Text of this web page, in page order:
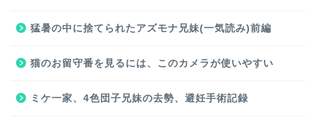
猛暑の中に捨てられたアズモナ兄妹(一気読み)前編
猫のお留守番を見るには、このカメラが使いやすい
ミケ一家、4色団子兄妹の去勢、避妊手術記録